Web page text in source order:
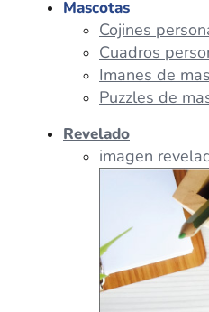
Mascotas
Cojines
Cuadros
Imanes de
Puzzles de
Revelado
imagen